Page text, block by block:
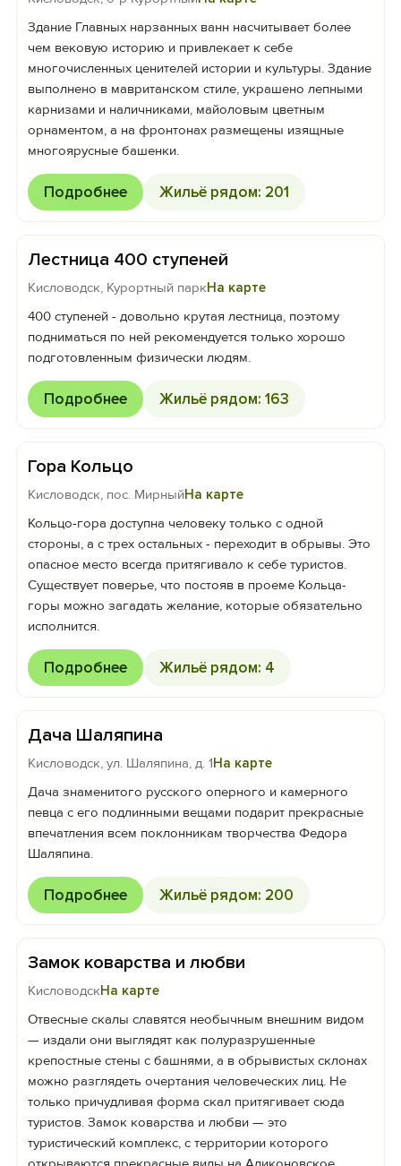
Здание Главных нарзанных ванн насчитывает более
чем вековую историю и привлекает к себе
многочисленных ценителей истории и культуры. Здание
выполнено в мавританском стиле, украшено лепными
карнизами и наличниками, майоловым цветным
орнаментом, а на фронтонах размещены изящные
многоярусные башенки.
Подробнее Жильё рядом: 201
Лестница 400 ступеней
Кисловодск, Курортный паркНа карте
400 ступеней - довольно крутая лестница, поэтому
подниматься по ней рекомендуется только хорошо
подготовленным физически людям.
Подробнее Жильё рядом: 163
Гора Кольцо
Кисловодск, пос. МирныйНа карте
Кольцо-гора доступна человеку только с одной
стороны, а с трех остальных - переходит в обрывы. Это
опасное место всегда притягивало к себе туристов.
Существует поверье, что постояв в проеме Кольца-
горы можно загадать желание, которые обязательно
исполнится.
Подробнее Жильё рядом: 4
Дача Шаляпина
Кисловодск, ул. Шаляпина, д. 1На карте
Дача знаменитого русского оперного и камерного
певца с его подлинными вещами подарит прекрасные
впечатления всем поклонникам творчества Федора
Шаляпина.
Подробнее Жильё рядом: 200
Замок коварства и любви
КисловодскНа карте
Отвесные скалы славятся необычным внешним видом
— издали они выглядят как полуразрушенные
крепостные стены с башнями, а в обрывистых склонах
можно разглядеть очертания человеческих лиц. Не
только причудливая форма скал притягивает сюда
туристов. Замок коварства и любви — это
туристический комплекс, с территории которого